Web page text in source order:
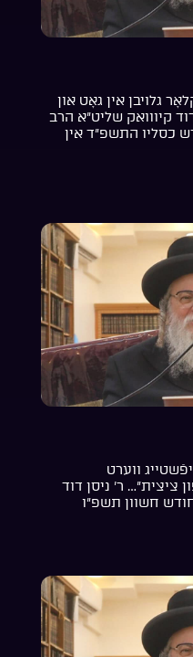
גלויבן אין גאָט און
קיווואק שליט”א הרב
כסליו התשפ”ד אין
ווערט
ציצית”… ר’ ניסן דוד
חשוון תשפ”ו